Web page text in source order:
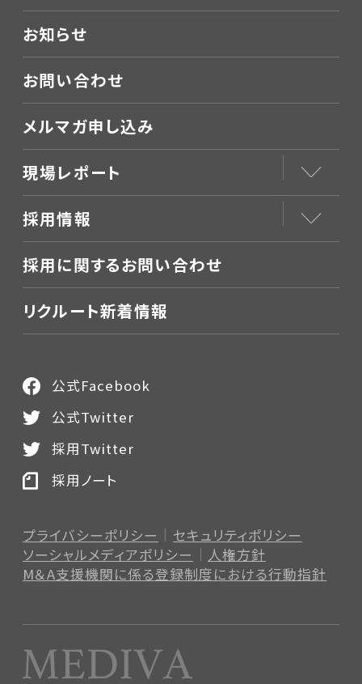
お知らせ
お問い合わせ
メルマガ申し込み
現場レポート
採用情報
採用に関するお問い合わせ
リクルート新着情報
プライバシーポリシー
セキュリティポリシー
ソーシャルメディアポリシー
人権方針
M＆A支援機関に係る登録制度における行動指針
公式Facebook
公式Twitter
採用Twitter
採用ノート